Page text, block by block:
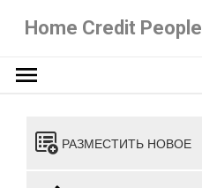
Home Credit People
РАЗМЕСТИТЬ НОВОЕ